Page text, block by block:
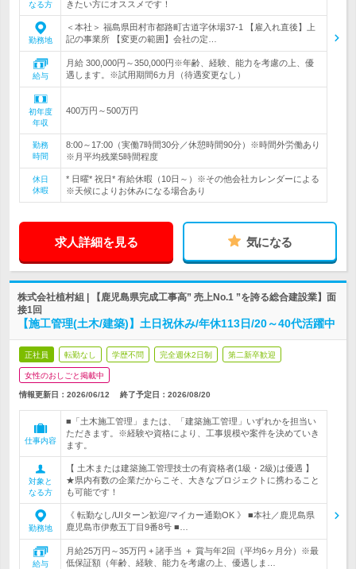
なる方
きたい方にオススメです！
勤務地
＜本社＞ 福島県田村市都路町古道字休場37-1 【雇入れ直後】上
記の事業所 【変更の範囲】会社の定…
給与
月給 300,000円～350,000円※年齢、経験、能力を考慮の上、優
遇します。※試用期間6カ月（待遇変更なし）
初年度
年収
400万円～500万円
勤務
時間
8:00～17:00（実働7時間30分／休憩時間90分）※時間外労働あり
※月平均残業5時間程度
休日
休暇
* 日曜* 祝日* 有給休暇（10日～）※その他会社カレンダーによる
※天候によりお休みになる場合あり
求人詳細を見る 気になる
株式会社植村組 | 【鹿児島県完成工事高” 売上No.1 ”を誇る総合建設業】面
接1回
【施工管理(土木/建築)】土日祝休み/年休113日/20～40代活躍中
正社員 転勤なし 学歴不問 完全週休2日制 第二新卒歓迎
女性のおしごと掲載中
情報更新日：2026/06/12 終了予定日： 2026/08/20
仕事内容
■「土木施工管理」または、「建築施工管理」いずれかを担当い
ただきます。※経験や資格により、工事規模や案件を決めていき
ます。
対象と
なる方
【 土木または建築施工管理技士の有資格者(1級・2級)は優遇 】
★県内有数の企業だからこそ、大きなプロジェクトに携わること
も可能です！
勤務地
《 転勤なし/UIターン歓迎/マイカー通勤OK 》 ■本社／鹿児島県
鹿児島市伊敷五丁目9番8号 ■…
給与
月給25万円～35万円 + 諸手当 ＋ 賞与年2回（平均6ヶ月分）※最
低保証額（年齢、経験、能力を考慮の上、優遇しま…